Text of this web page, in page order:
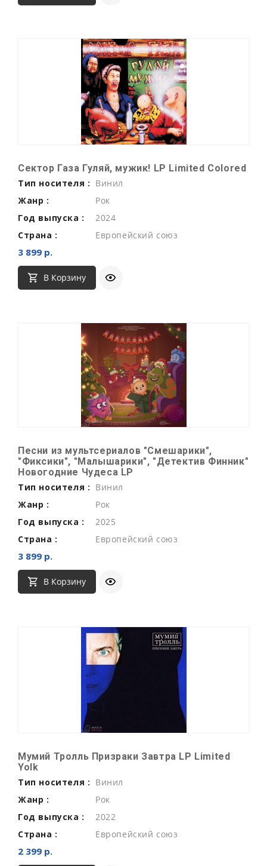
Сектор Газа Гуляй, мужик! LP Limited Colored
Тип носителя : Винил
Жанр :
Рок
Год выпуска :
2024
Страна :
Европейский союз
3 899 р.
В Корзину
Песни из мультсериалов "Смешарики",
"Фиксики", "Малышарики", "Детектив Финник"
Новогодние Чудеса LP
Тип носителя : Винил
Жанр :
Рок
Год выпуска :
2025
Страна :
Европейский союз
3 899 р.
В Корзину
Мумий Тролль Призраки Завтра LP Limited
Yolk
Тип носителя : Винил
Жанр :
Рок
Год выпуска :
2022
Страна :
Европейский союз
2 399 р.